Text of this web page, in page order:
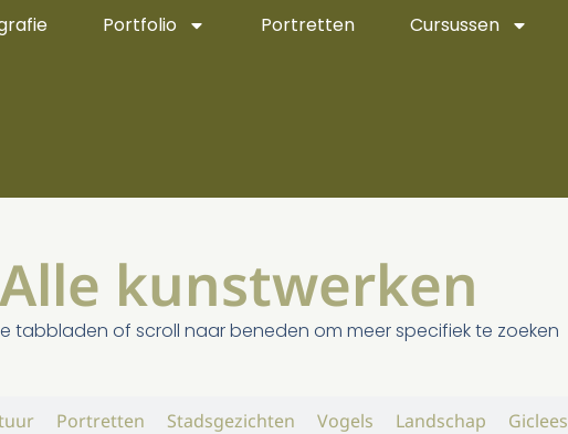
Portfolio Portretten Cursussen
Alle kunstwerken
tabbladen of scroll naar beneden om meer specifiek te zoeken
Portretten Stadsgezichten Vogels Landschap Giclees